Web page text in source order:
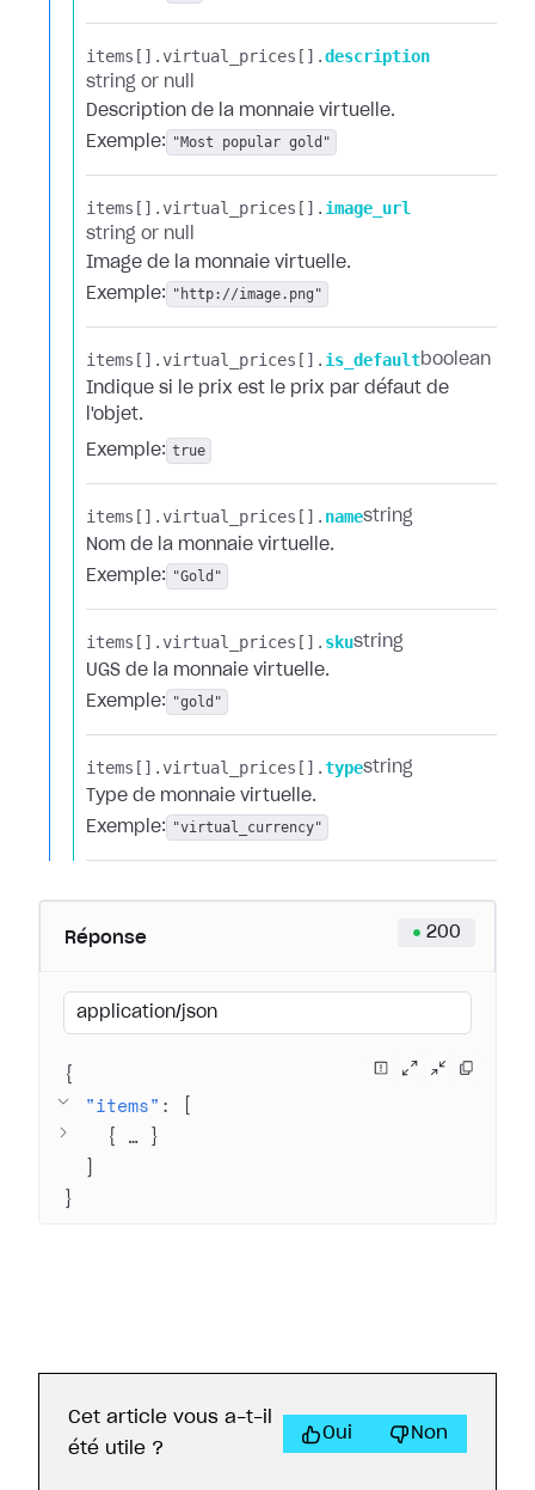
items[].​virtual_prices[].​description
string or null
Description de la monnaie virtuelle.
Exemple: "Most popular gold"
items[].​virtual_prices[].​ image_url
string or null
Image de la monnaie virtuelle.
Exemple: "http://image.png"
items[].​virtual_prices[].​ is_defaultboolean
Indique si le prix est le prix par défaut de
l'objet.
Exemple: true
items[].​virtual_prices[].​ namestring
Nom de la monnaie virtuelle.
Exemple: "Gold"
items[].​virtual_prices[].​ skustring
UGS de la monnaie virtuelle.
Exemple: "gold"
items[].​virtual_prices[].​typestring
Type de monnaie virtuelle.
Exemple: "virtual_currency"
Réponse 200
application/json
{
"items" :
[
{ … }
]
}
Cet article vous a-t-il
été utile ?
Oui Non